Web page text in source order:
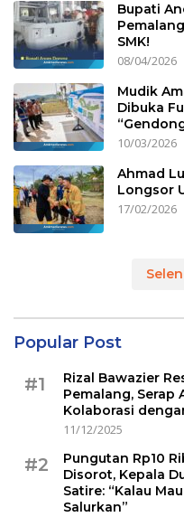
Bupati
SMK!
08/04/2026
Mudik
Dibuka
10/03/2026
Ahmad
Longsor
17/02/2026
Popular Post
#1
Rizal Bawazier
Pemalang, Serap
Kolaborasi
11/12/2025
#2
Pungutan Rp10
Disorot, Kepala
Satire: “Kalau
Salurkan”